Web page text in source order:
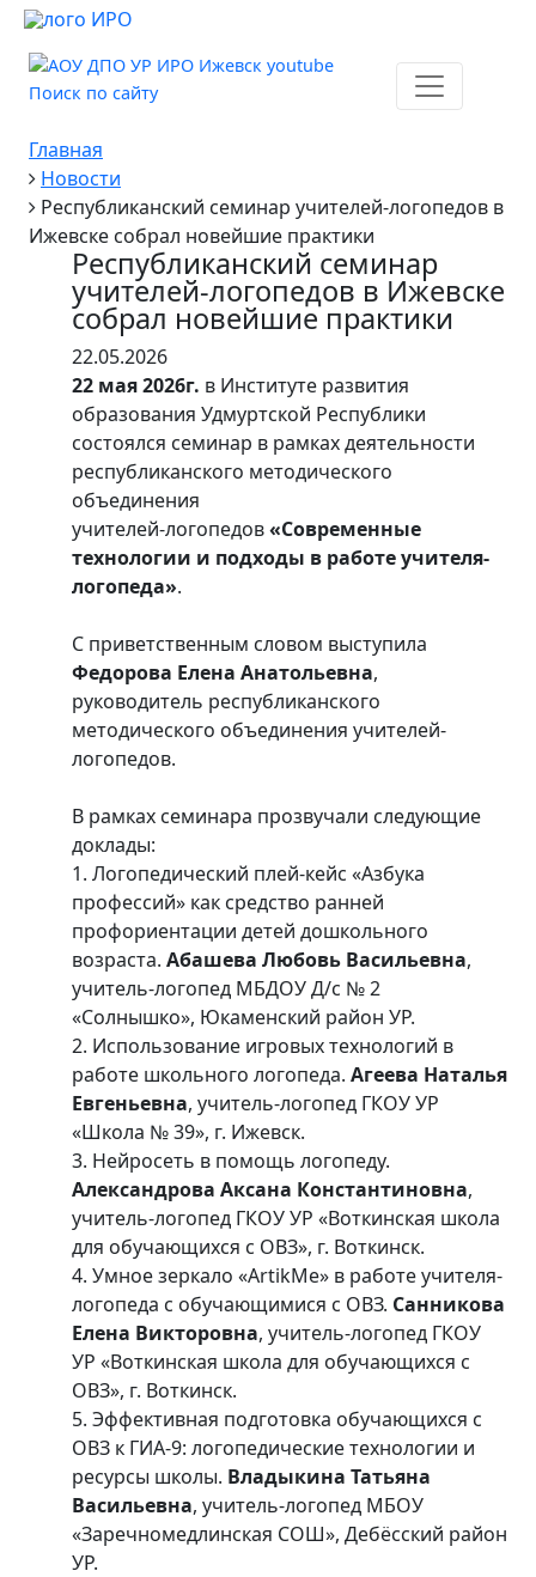
Поиск по сайту
Главная
Новости
Республиканский семинар учителей-логопедов в
Ижевске собрал новейшие практики
Республиканский семинар
учителей-логопедов в Ижевске
собрал новейшие практики
22.05.2026
22 мая 2026г. в Институте развития
образования Удмуртской Республики
состоялся семинар в рамках деятельности
республиканского методического
объединения
учителей-логопедов«Современные
технологии и подходы в работе учителя-
логопеда».
С приветственным словом выступила
Федорова Елена Анатольевна,
руководитель республиканского
методического объединения учителей-
логопедов.
В рамках семинара прозвучали следующие
доклады:
1. Логопедический плей-кейс «Азбука
профессий» как средство ранней
профориентации детей дошкольного
возраста. Абашева Любовь Васильевна,
учитель-логопед МБДОУ Д/с № 2
«Солнышко», Юкаменский район УР.
2. Использование игровых технологий в
работе школьного логопеда. Агеева Наталья
Евгеньевна, учитель-логопед ГКОУ УР
«Школа № 39», г. Ижевск.
3. Нейросеть в помощь логопеду.
Александрова Аксана Константиновна,
учитель-логопед ГКОУ УР «Воткинская школа
для обучающихся с ОВЗ», г. Воткинск.
4. Умное зеркало «ArtikMe» в работе учителя-
логопеда с обучающимися с ОВЗ. Санникова
Елена Викторовна, учитель-логопед ГКОУ
УР «Воткинская школа для обучающихся с
ОВЗ», г. Воткинск.
5. Эффективная подготовка обучающихся с
ОВЗ к ГИА-9: логопедические технологии и
ресурсы школы. Владыкина Татьяна
Васильевна, учитель-логопед МБОУ
«Заречномедлинская СОШ», Дебёсский район
УР.